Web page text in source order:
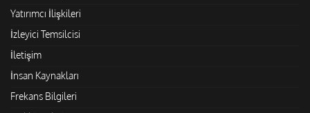
Yatırımcı İlişkileri
İzleyici Temsilcisi
İletişim
İnsan Kaynakları
Frekans Bilgileri